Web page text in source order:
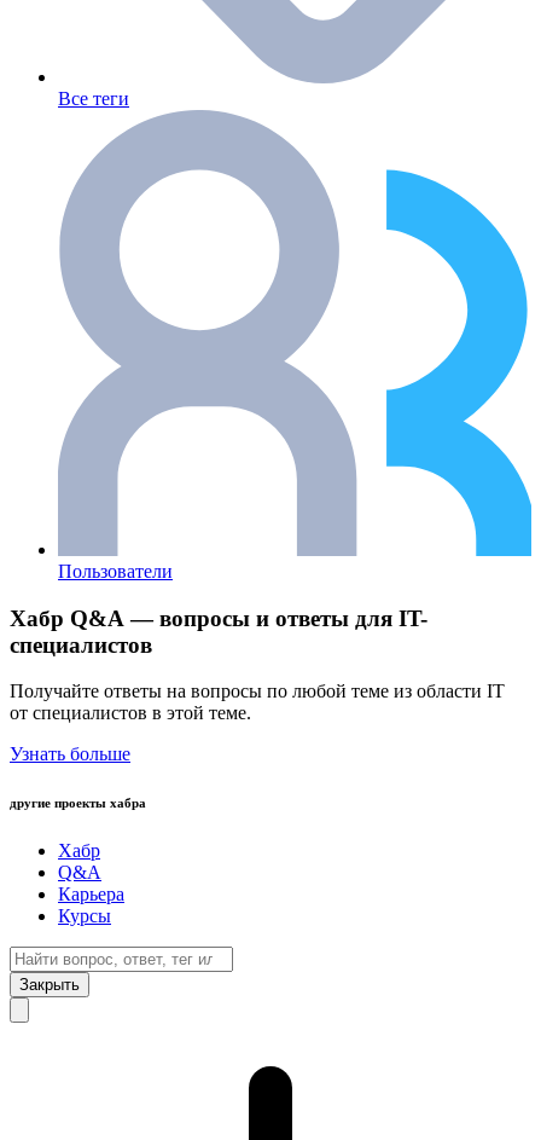
Все теги
Пользователи
Хабр Q&A — вопросы и ответы для IT-
специалистов
Получайте ответы на вопросы по любой теме из области IT
от специалистов в этой теме.
Узнать больше
другие проекты хабра
Хабр
Q&A
Карьера
Курсы
Закрыть